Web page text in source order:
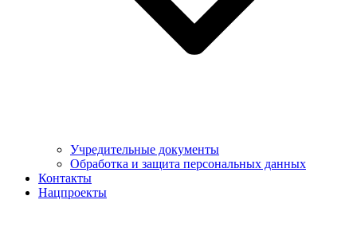
Учредительные документы
Обработка и защита персональных данных
Контакты
Нацпроекты